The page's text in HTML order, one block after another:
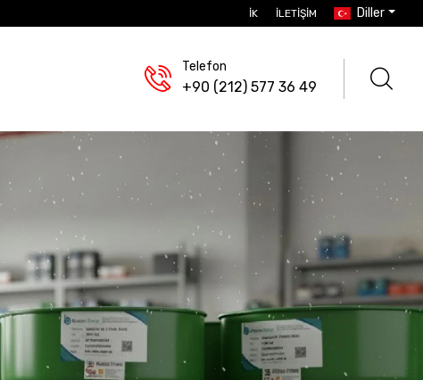
İK İLETIŞIM Diller
Telefon
+90 (212) 577 36 49